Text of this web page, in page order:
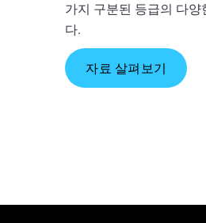
가지 구분된 등급의 다
다.
자료 살펴보기